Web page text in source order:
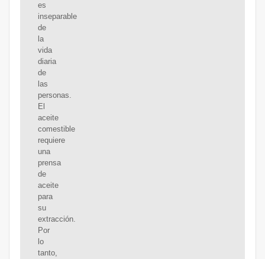
es
inseparable
de
la
vida
diaria
de
las
personas.
El
aceite
comestible
requiere
una
prensa
de
aceite
para
su
extracción.
Por
lo
tanto,